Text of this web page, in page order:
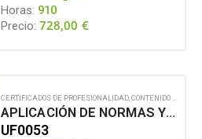
Horas: 910
Precio: 728,00 €
CERTIFICADOS DE PROFESIONALIDAD CONTENIDO EN FORMATO DIGITAL
APLICACIÓN DE NORMAS Y CONDICIONES HIGIÉNICO-SANITARIAS EN RESTAURACIÓN
UF0053